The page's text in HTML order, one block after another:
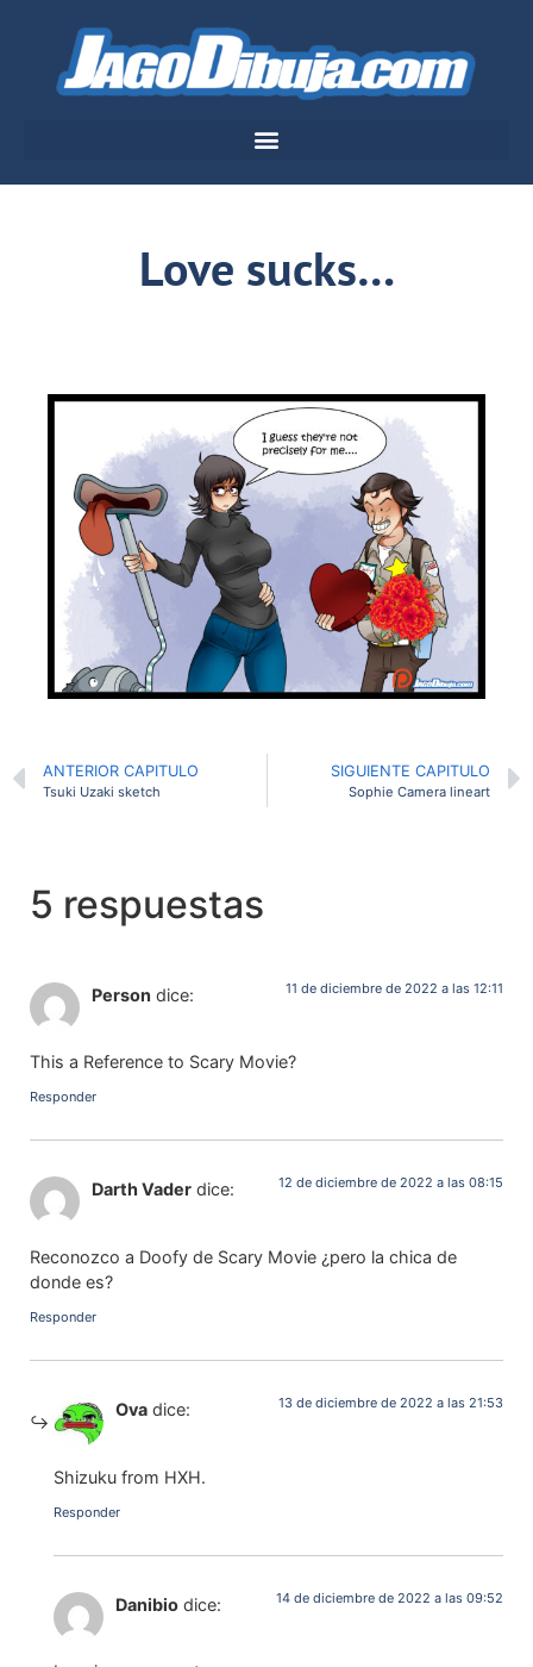
Love sucks…
ANTERIOR CAPITULO
Tsuki Uzaki sketch
SIGUIENTE CAPITULO
Sophie Camera lineart
5 respuestas
Person dice: 11 de diciembre de 2022 a las 12:11
This a Reference to Scary Movie?
Responder
Darth Vader dice: 12 de diciembre de 2022 a las 08:15
Reconozco a Doofy de Scary Movie ¿pero la chica de
donde es?
Responder
Ova dice: 13 de diciembre de 2022 a las 21:53
Shizuku from HXH.
Responder
Danibio dice: 14 de diciembre de 2022 a las 09:52